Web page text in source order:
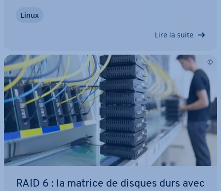
MP3, les disques durs SSD sont de plus en plus
répandus sur les or­di­na­teurs. Mais qu’est-ce…
Linux
Lire la suite
RAID 6 : la matrice de disques durs avec